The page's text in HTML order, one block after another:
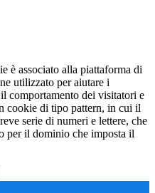
è associato alla piattaforma di
utilizzato per aiutare i
comportamento dei visitatori e
cookie di tipo pattern, in cui il
serie di numeri e lettere, che
per il dominio che imposta il